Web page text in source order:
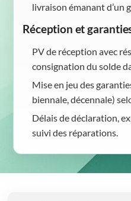
livraison émanant d’un
Réception et
PV de réception avec
consignation du solde
Mise en jeu des
biennale, décennale)
Délais de déclaration,
suivi des réparations.